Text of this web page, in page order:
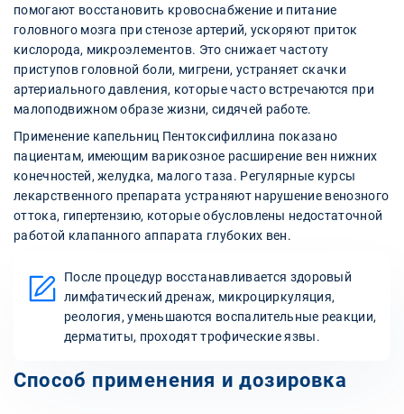
помогают восстановить кровоснабжение и питание
головного мозга при стенозе артерий, ускоряют приток
кислорода, микроэлементов. Это снижает частоту
приступов головной боли, мигрени, устраняет скачки
артериального давления, которые часто встречаются при
малоподвижном образе жизни, сидячей работе.
Применение капельниц Пентоксифиллина показано
пациентам, имеющим варикозное расширение вен нижних
конечностей, желудка, малого таза. Регулярные курсы
лекарственного препарата устраняют нарушение венозного
оттока, гипертензию, которые обусловлены недостаточной
работой клапанного аппарата глубоких вен.
После процедур восстанавливается здоровый
лимфатический дренаж, микроциркуляция,
реология, уменьшаются воспалительные реакции,
дерматиты, проходят трофические язвы.
Способ применения и дозировка